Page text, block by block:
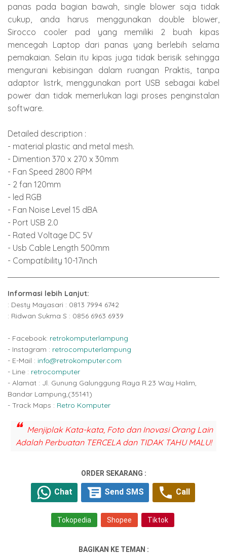
panas pada bagian bawah, single blower saja tidak
cukup, anda harus menggunakan double blower,
Sirocco cooler pad yang memiliki 2 buah kipas
mencegah Laptop dari panas yang berlebih selama
pemakaian. Selain itu kipas juga tidak berisik sehingga
mengurani kebisingan dalam ruangan Praktis, tanpa
adaptor listrk, menggunakan port USB sebagai kabel
power dan tidak memerlukan lagi proses penginstalan
software.
Detailed description :
- material plastic and metal mesh.
- Dimention 370 x 270 x 30mm
- Fan Speed 2800 RPM
- 2 fan 120mm
- led RGB
- Fan Noise Level 15 dBA
- Port USB 2.0
- Rated Voltage DC 5V
- Usb Cable Length 500mm
- Compatibility 10-17inch
Informasi lebih Lanjut:
: Desty Mayasari : 0813 7994 6742
: Ridwan Sukma S : 0856 6963 6939
- Facebook: retrokomputerlampung
- Instagram : retrocomputerlampung
- E-Mail : info@retrokomputer.com
- Line : retrocomputer
- Alamat : Jl. Gunung Galunggung Raya R.23 Way Halim,
Bandar Lampung,(35141)
- Track Maps : Retro Komputer
Menjiplak Kata-kata, Foto dan Inovasi Orang Lain
Adalah Perbuatan TERCELA dan TIDAK TAHU MALU!
ORDER SEKARANG :
Chat Send SMS Call
Tokopedia Shopee Tiktok
BAGIKAN KE TEMAN :